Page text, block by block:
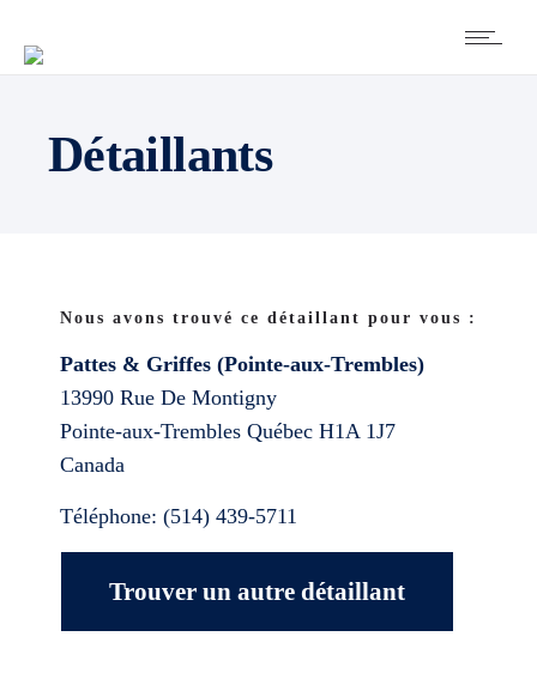
Détaillants
Nous avons trouvé ce détaillant pour vous :
Pattes & Griffes (Pointe-aux-Trembles)
13990 Rue De Montigny
Pointe-aux-Trembles Québec H1A 1J7
Canada
Téléphone: (514) 439-5711
Trouver un autre détaillant